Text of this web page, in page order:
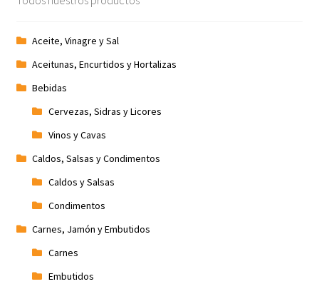
Aceite, Vinagre y Sal
Aceitunas, Encurtidos y Hortalizas
Bebidas
Cervezas, Sidras y Licores
Vinos y Cavas
Caldos, Salsas y Condimentos
Caldos y Salsas
Condimentos
Carnes, Jamón y Embutidos
Carnes
Embutidos